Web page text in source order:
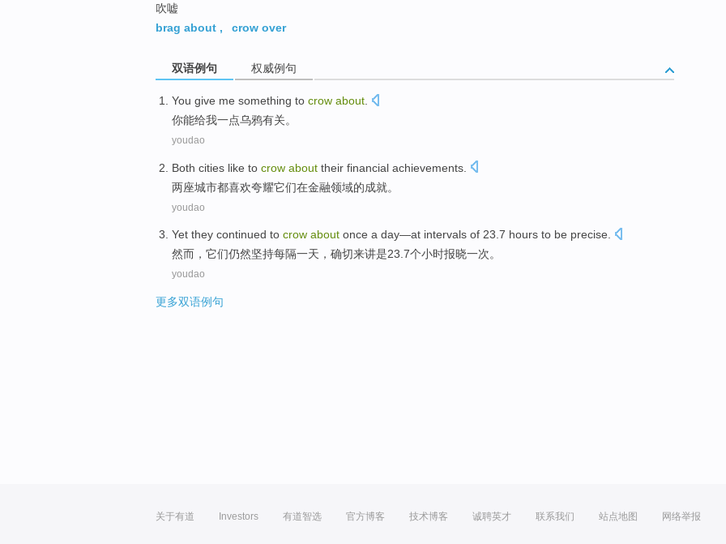
吹嘘
brag about , crow over
双语例句 权威例句
You give me something to crow about
你能给我一点乌鸦有关。
youdao
Both cities like to crow about their financial achievements
两座城市都喜欢夸耀它们在金融领域的成就。
youdao
Yet they continued to crow about once a day—at intervals of 23.7 hours to be precise.
然而 ， 它们仍然坚持每隔一天，确切来讲是23.7个小时报晓一次。
youdao
更多双语例句
关于有道 Investors 有道智选 官方博客 技术博客 诚聘英才 联系我们 站点地图 网络举报